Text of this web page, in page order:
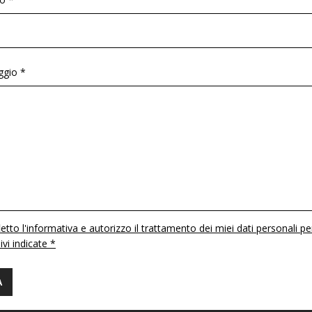
*
l'informativa e autorizzo il trattamento dei miei dati personali
indicate *